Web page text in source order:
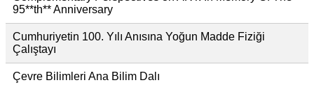
95**th** Anniversary
Cumhuriyetin 100. Yılı Anısına Yoğun Madde Fiziği
Çalıştayı
Çevre Bilimleri Ana Bilim Dalı